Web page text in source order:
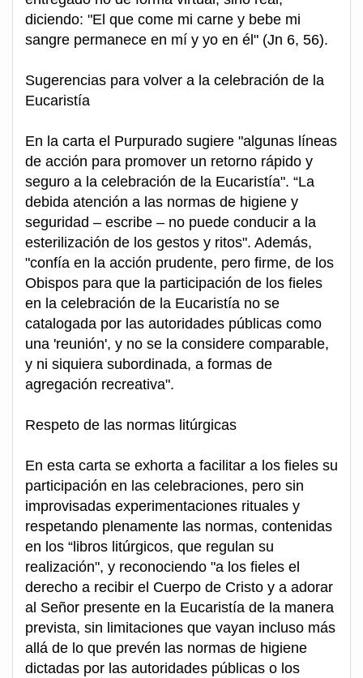
diciendo: "El que come mi carne y bebe mi
sangre permanece en mí y yo en él" (Jn 6, 56).
Sugerencias para volver a la celebración de la
Eucaristía
En la carta el Purpurado sugiere "algunas líneas
de acción para promover un retorno rápido y
seguro a la celebración de la Eucaristía". “La
debida atención a las normas de higiene y
seguridad – escribe – no puede conducir a la
esterilización de los gestos y ritos". Además,
"confía en la acción prudente, pero firme, de los
Obispos para que la participación de los fieles
en la celebración de la Eucaristía no se
catalogada por las autoridades públicas como
una 'reunión', y no se la considere comparable,
y ni siquiera subordinada, a formas de
agregación recreativa".
Respeto de las normas litúrgicas
En esta carta se exhorta a facilitar a los fieles su
participación en las celebraciones, pero sin
improvisadas experimentaciones rituales y
respetando plenamente las normas, contenidas
en los “libros litúrgicos, que regulan su
realización", y reconociendo "a los fieles el
derecho a recibir el Cuerpo de Cristo y a adorar
al Señor presente en la Eucaristía de la manera
prevista, sin limitaciones que vayan incluso más
allá de lo que prevén las normas de higiene
dictadas por las autoridades públicas o los